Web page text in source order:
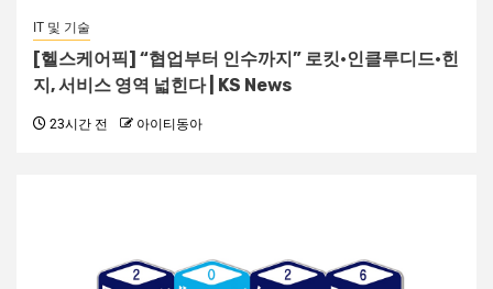
IT 및 기술
[헬스케어픽] “협업부터 인수까지” 로킷·인클루디드·힌
지, 서비스 영역 넓힌다 | KS News
23시간 전 아이티동아